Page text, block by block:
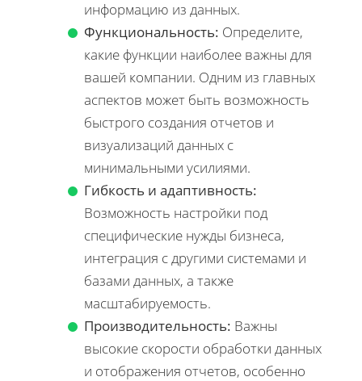
информацию из данных.
Функциональность: Определите,
какие функции наиболее важны для
вашей компании. Одним из главных
аспектов может быть возможность
быстрого создания отчетов и
визуализаций данных с
минимальными усилиями.
Гибкость и адаптивность:
Возможность настройки под
специфические нужды бизнеса,
интеграция с другими системами и
базами данных, а также
масштабируемость.
Производительность: Важны
высокие скорости обработки данных
и отображения отчетов, особенно